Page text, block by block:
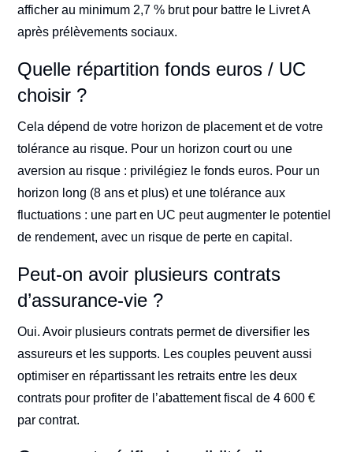
afficher au minimum 2,7 % brut pour battre le Livret A
après prélèvements sociaux.
Quelle répartition fonds euros / UC
choisir ?
Cela dépend de votre horizon de placement et de votre
tolérance au risque. Pour un horizon court ou une
aversion au risque : privilégiez le fonds euros. Pour un
horizon long (8 ans et plus) et une tolérance aux
fluctuations : une part en UC peut augmenter le potentiel
de rendement, avec un risque de perte en capital.
Peut-on avoir plusieurs contrats
d’assurance-vie ?
Oui. Avoir plusieurs contrats permet de diversifier les
assureurs et les supports. Les couples peuvent aussi
optimiser en répartissant les retraits entre les deux
contrats pour profiter de l’abattement fiscal de 4 600 €
par contrat.